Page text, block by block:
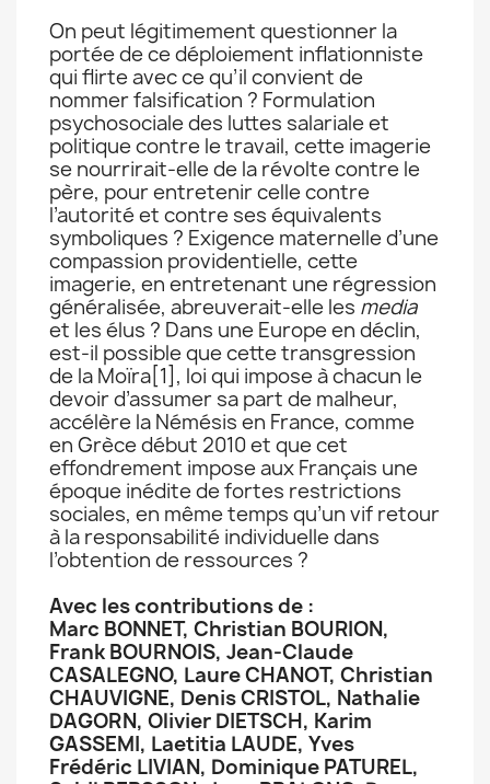
On peut légitimement questionner la
portée de ce déploiement inflationniste
qui flirte avec ce qu’il convient de
nommer falsification ? Formulation
psychosociale des luttes salariale et
politique contre le travail, cette imagerie
se nourrirait-elle de la révolte contre le
père, pour entretenir celle contre
l’autorité et contre ses équivalents
symboliques ? Exigence maternelle d’une
compassion providentielle, cette
imagerie, en entretenant une régression
généralisée, abreuverait-elle les media
et les élus ? Dans une Europe en déclin,
est-il possible que cette transgression
de la Moïra[1], loi qui impose à chacun le
devoir d’assumer sa part de malheur,
accélère la Némésis en France, comme
en Grèce début 2010 et que cet
effondrement impose aux Français une
époque inédite de fortes restrictions
sociales, en même temps qu’un vif retour
à la responsabilité individuelle dans
l’obtention de ressources ?
Avec les contributions de :
Marc BONNET, Christian BOURION,
Frank BOURNOIS, Jean-Claude
CASALEGNO, Laure CHANOT, Christian
CHAUVIGNE, Denis CRISTOL, Nathalie
DAGORN, Olivier DIETSCH, Karim
GASSEMI, Laetitia LAUDE, Yves
Frédéric LIVIAN, Dominique PATUREL,